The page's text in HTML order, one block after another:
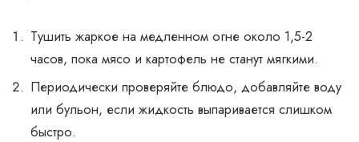
Тушить жаркое на медленном огне около 1,5-2
часов, пока мясо и картофель не станут мягкими.
Периодически проверяйте блюдо, добавляйте воду
или бульон, если жидкость выпаривается слишком
быстро.